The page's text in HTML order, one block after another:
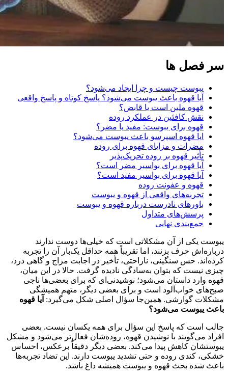
سر فصل ها
یبوست چیست و چرا ایجاد می‌شود؟
آیا قهوه باعث یبوست می‌شود؟ پاسخ کوتاه و پاسخ واقعی
قهوه ملین است یا قابض؟
نقش کافئین در عملکرد روده
قهوه برای یبوست: مفید یا مضر؟
ایا قهوه اسپرسو باعث یبوست می‌شود؟
مضرات و مزایای قهوه برای روده
تأثیر قهوه بر روده تحریک‌پذیر
آیا قهوه برای بواسیر مضر است؟
آیا قهوه برای بواسیر مفید است؟
قهوه و عفونت روده
تجربه‌های واقعی از قهوه و یبوست
باورهای نادرست درباره قهوه و یبوست
پرسش‌های متداول
جمع‌بندی نهایی
یبوست یکی از آن مشکلاتی است که خیلی‌ها دوست ندارند
درباره‌اش حرف بزنند، اما تقریباً همه حداقل یک‌بار آن را تجربه
کرده‌اند. حس سنگینی، ناراحتی، تأخیر در اجابت مزاج و گاهی درد،
چیزی نیست که بتوان به‌سادگی نادیده گرفت. حالا در این میان،
قهوه وارد داستان می‌شود؛ نوشیدنی‌ای که برای بعضی‌ها ناجی
صبح‌های خواب‌آلود است و برای بعضی دیگر، متهم همیشگی
مشکلات گوارشی. همین‌جا سؤال اصلی شکل می‌گیرد: آیا قهوه
باعث یبوست می‌شود؟
جالب است که پاسخ این سؤال برای همه یکسان نیست. بعضی
افراد می‌گویند با نوشیدن قهوه، روده‌شان فعال‌تر می‌شود و مشکل
یبوستشان کاهش پیدا می‌کند. بعضی دیگر دقیقاً برعکس، احساس
خشکی، کندی روده و حتی تشدید یبوست دارند. این تضاد تجربه‌ها
باعث شده بحث قهوه و یبوست همیشه داغ باشد.